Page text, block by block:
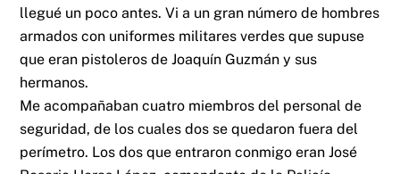
llegué un poco antes. Vi a un gran número de hombres
armados con uniformes militares verdes que supuse
que eran pistoleros de Joaquín Guzmán y sus
hermanos.
Me acompañaban cuatro miembros del personal de
seguridad, de los cuales dos se quedaron fuera del
perímetro. Los dos que entraron conmigo eran José